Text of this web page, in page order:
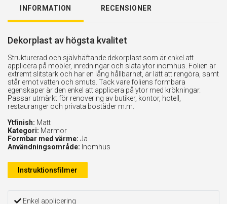
INFORMATION RECENSIONER
Dekorplast av högsta kvalitet
Strukturerad och självhäftande dekorplast som är enkel att
applicera på möbler, inredningar och släta ytor inomhus. Folien är
extremt slitstark och har en lång hållbarhet, är lätt att rengöra, samt
står emot vatten och smuts. Tack vare foliens formbara
egenskaper är den enkel att applicera på ytor med krökningar.
Passar utmärkt för renovering av butiker, kontor, hotell,
restauranger och privata bostäder m.m.
Ytfinish: Matt
Kategori: Marmor
Formbar med värme: Ja
Användningsområde: Inomhus
Instruktionsfilmer
Enkel applicering